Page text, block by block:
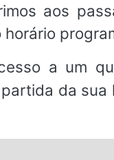
aos
a um
da